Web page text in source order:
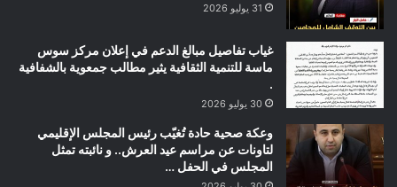
31 يوليو 2026
غياب تفاصيل مبالغ الدعم في إعلان مركز سوس
ماسة للتنمية الثقافية يثير مطالب جمعوية بالشفافية
.
30 يوليو 2026
وعكة صحية حادة تُغيّب رئيس المجلس الإقليمي
لتاونات عن مراسم عيد العرش.. و نائبته تمثل
المجلس في الحفل …